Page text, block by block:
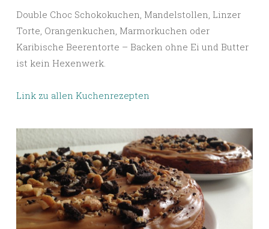
Double Choc Schokokuchen, Mandelstollen, Linzer
Torte, Orangenkuchen, Marmorkuchen oder
Karibische Beerentorte – Backen ohne Ei und Butter
ist kein Hexenwerk.
Link zu allen Kuchenrezepten